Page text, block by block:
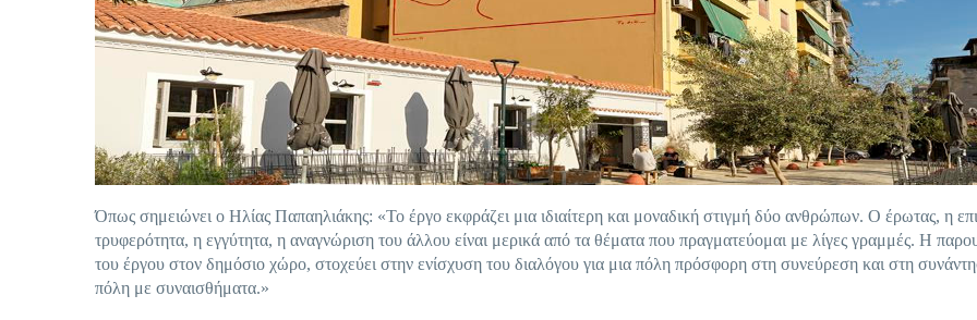
Όπως σημειώνει ο Ηλίας Παπαηλιάκης: «Το έργο εκφράζει μια ιδιαίτερη και μοναδική στιγμή δύο ανθρώπων. Ο έρωτας, η
τρυφερότητα, η εγγύτητα, η αναγνώριση του άλλου είναι μερικά από τα θέματα που πραγματεύομαι με λίγες γραμμές. Η
του έργου στον δημόσιο χώρο, στοχεύει στην ενίσχυση του διαλόγου για μια πόλη πρόσφορη στη συνεύρεση και στη
πόλη με συναισθήματα.»